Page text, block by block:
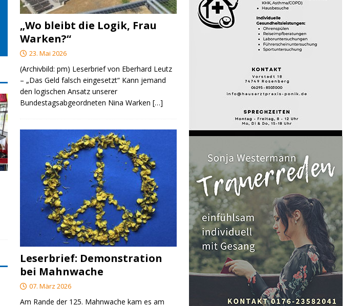
„Wo bleibt die Logik, Frau
Warken?“
23. Mai 2026
(Archivbild: pm) Leserbrief von Eberhard Leutz
– „Das Geld falsch eingesetzt“ Kann jemand
den logischen Ansatz unserer
Bundestagsabgeordneten Nina Warken[…]
Leserbrief: Demonstration
bei Mahnwache
07. März 2026
Am Rande der 125. Mahnwache kam es am